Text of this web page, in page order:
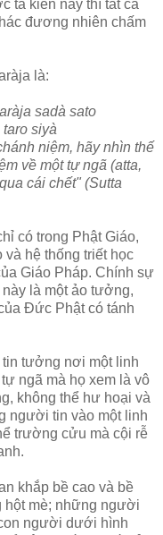
tà kiến này thì tất cả
đương nhiên chấm
là:
sadà sato
siyà
niệm, hãy nhìn thế
về một tự ngã (atta,
cái chết" (Sutta
có trong Phật Giáo,
hệ thống triết học
Giáo Pháp. Chính sự
là một ảo tưởng,
Ðức Phật có tánh
tưởng nơi một linh
ngã mà họ xem là vô
không thể hư hoại và
người tin vào một linh
trường cửu mà cội rễ
khắp bề cao và bề
hột mè; những người
người dưới hình